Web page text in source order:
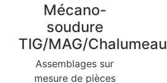
Mécano-
soudure
TIG/MAG/Chalumeau
Assemblages sur
mesure de pièces